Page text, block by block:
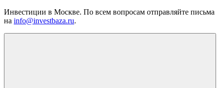
Инвестиции в Москве. По всем вопросам отправляйте письма
на info@investbaza.ru.